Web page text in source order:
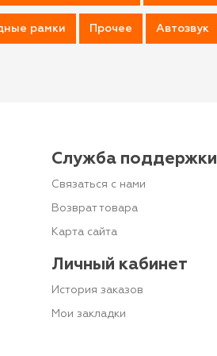
рамки Прочее Автозвук
Служба поддержки
Связаться с нами
Возврат товара
Карта сайта
Личный кабинет
История заказов
Мои закладки